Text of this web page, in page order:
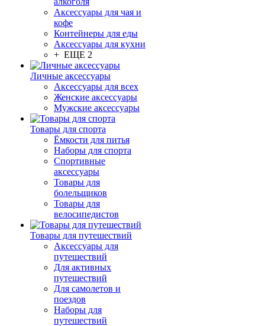
Аксессуары для чая и
кофе
Контейнеры для еды
Аксессуары для кухни
+ ЕЩЕ 2
Личные аксессуары
Аксессуары для всех
Женские аксессуары
Мужские аксессуары
Товары для спорта
Ёмкости для питья
Наборы для спорта
Спортивные
аксессуары
Товары для
болельщиков
Товары для
велосипедистов
Товары для путешествий
Аксессуары для
путешествий
Для активных
путешествий
Для самолетов и
поездов
Наборы для
путешествий